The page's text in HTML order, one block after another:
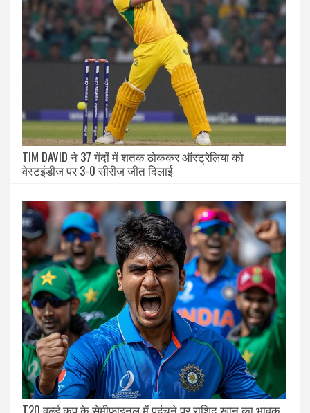
TIM DAVID ने 37 गेंदों में शतक ठोककर ऑस्ट्रेलिया को
वेस्टइंडीज पर 3-0 सीरीज़ जीत दिलाई